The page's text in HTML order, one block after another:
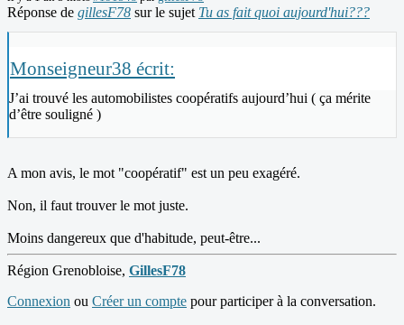
Réponse de gillesF78 sur le sujet Tu as fait quoi aujourd'hui???
Monseigneur38 écrit:
J’ai trouvé les automobilistes coopératifs aujourd’hui ( ça mérite
d’être souligné )
A mon avis, le mot "coopératif" est un peu exagéré.
Non, il faut trouver le mot juste.
Moins dangereux que d'habitude, peut-être...
Région Grenobloise, GillesF78
Connexion ou Créer un compte pour participer à la conversation.